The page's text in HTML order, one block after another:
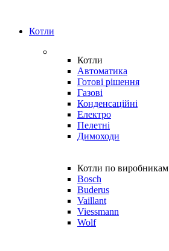
Котли
Котли
Автоматика
Готові рішення
Газові
Конденсаційні
Електро
Пелетні
Димоходи
Котли по виробникам
Bosch
Buderus
Vaillant
Viessmann
Wolf